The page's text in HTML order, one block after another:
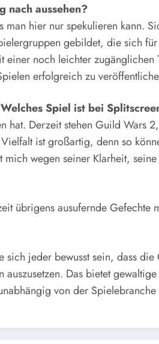
nach aussehen?
hier nur spekulieren kann.
gebildet, die sich
noch leichter
erfolgreich zu
Spiel ist bei
Derzeit stehen Guild Wars
ist großartig, denn so
wegen seiner Klarheit,
übrigens ausufernde Gefechte
jeder bewusst sein, dass
Das bietet
von der